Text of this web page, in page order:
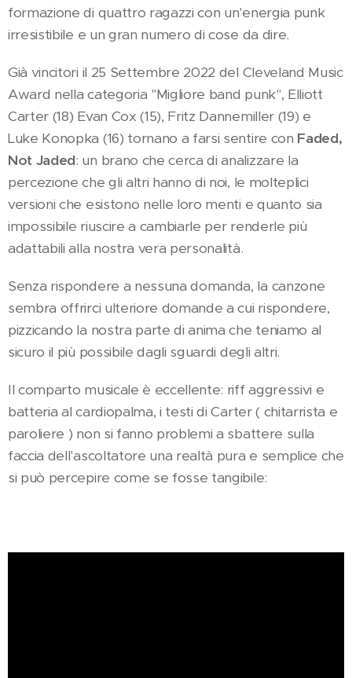
formazione di quattro ragazzi con un'energia punk
irresistibile e un gran numero di cose da dire.
Già vincitori il 25 Settembre 2022 del Cleveland Music
Award nella categoria "Migliore band punk", Elliott
Carter (18) Evan Cox (15), Fritz Dannemiller (19) e
Luke Konopka (16) tornano a farsi sentire con Faded,
Not Jaded: un brano che cerca di analizzare la
percezione che gli altri hanno di noi, le molteplici
versioni che esistono nelle loro menti e quanto sia
impossibile riuscire a cambiarle per renderle più
adattabili alla nostra vera personalità.
Senza rispondere a nessuna domanda, la canzone
sembra offrirci ulteriore domande a cui rispondere,
pizzicando la nostra parte di anima che teniamo al
sicuro il più possibile dagli sguardi degli altri.
Il comparto musicale è eccellente: riff aggressivi e
batteria al cardiopalma, i testi di Carter ( chitarrista e
paroliere ) non si fanno problemi a sbattere sulla
faccia dell'ascoltatore una realtà pura e semplice che
si può percepire come se fosse tangibile: